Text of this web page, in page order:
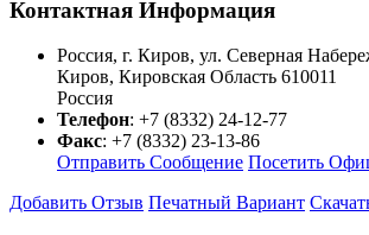
Контактная Информация
Россия, г. Киров, ул. Северная
Киров, Кировская Область 610011
Россия
Телефон: +7 (8332) 24-12-77
Факс: +7 (8332) 23-13-86
Отправить Сообщение Посетить
Добавить Отзыв Печатный Вариант